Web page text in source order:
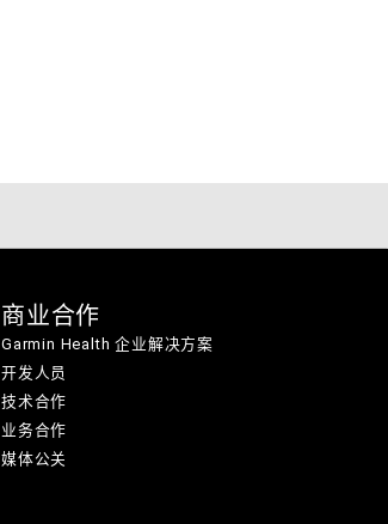
商业合作
Garmin Health 企业解决方案
开发人员
技术合作
业务合作
媒体公关